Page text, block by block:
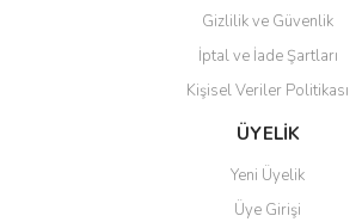
Gönder
Gizlilik ve Güvenlik
İptal ve İade Şartları
Kişisel Veriler Politikası
ÜYELİK
Yeni Üyelik
Üye Girişi